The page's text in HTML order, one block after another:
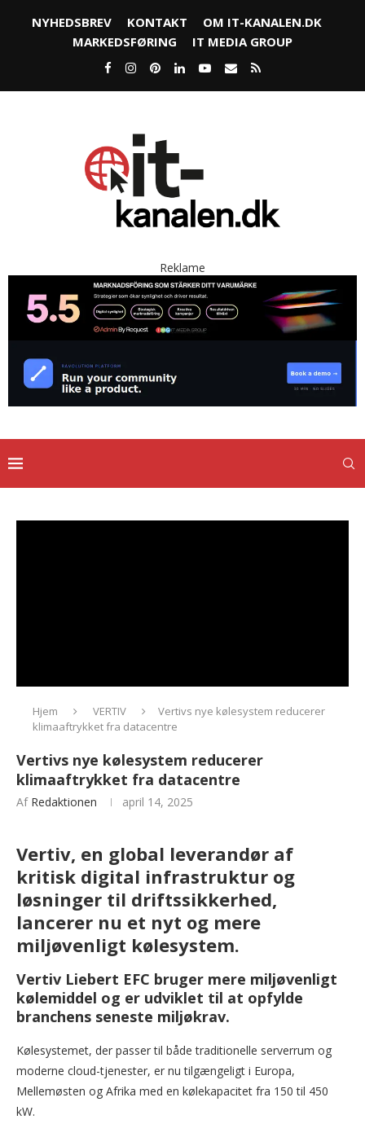
NYHEDSBREV KONTAKT
OM IT-KANALEN.DK
MARKEDSFØRING
IT MEDIA GROUP
Reklame
Hjem VERTIV
Vertivs nye kølesystem reducerer
klimaaftrykket fra datacentre
Vertivs nye kølesystem reducerer
klimaaftrykket fra datacentre
Af Redaktionen april 14, 2025
Vertiv, en global leverandør af
kritisk digital infrastruktur og
løsninger til driftssikkerhed,
lancerer nu et nyt og mere
miljøvenligt kølesystem.
Vertiv Liebert EFC bruger mere miljøvenligt
kølemiddel og er udviklet til at opfylde
branchens seneste miljøkrav.
Kølesystemet, der passer til både traditionelle serverrum og
moderne cloud-tjenester, er nu tilgængeligt i Europa,
Mellemøsten og Afrika med en kølekapacitet fra 150 til 450
kW.